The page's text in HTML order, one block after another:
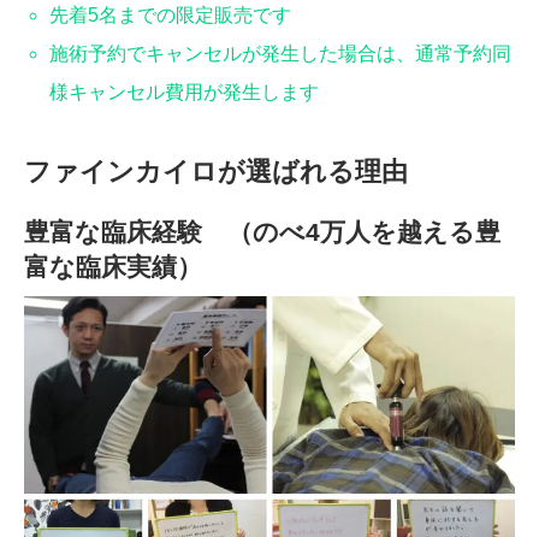
先着5名までの限定販売です
施術予約でキャンセルが発生した場合は、通常予約同
様キャンセル費用が発生します
ファインカイロが選ばれる理由
豊富な臨床経験 （のべ4万人を越える豊
富な臨床実績）